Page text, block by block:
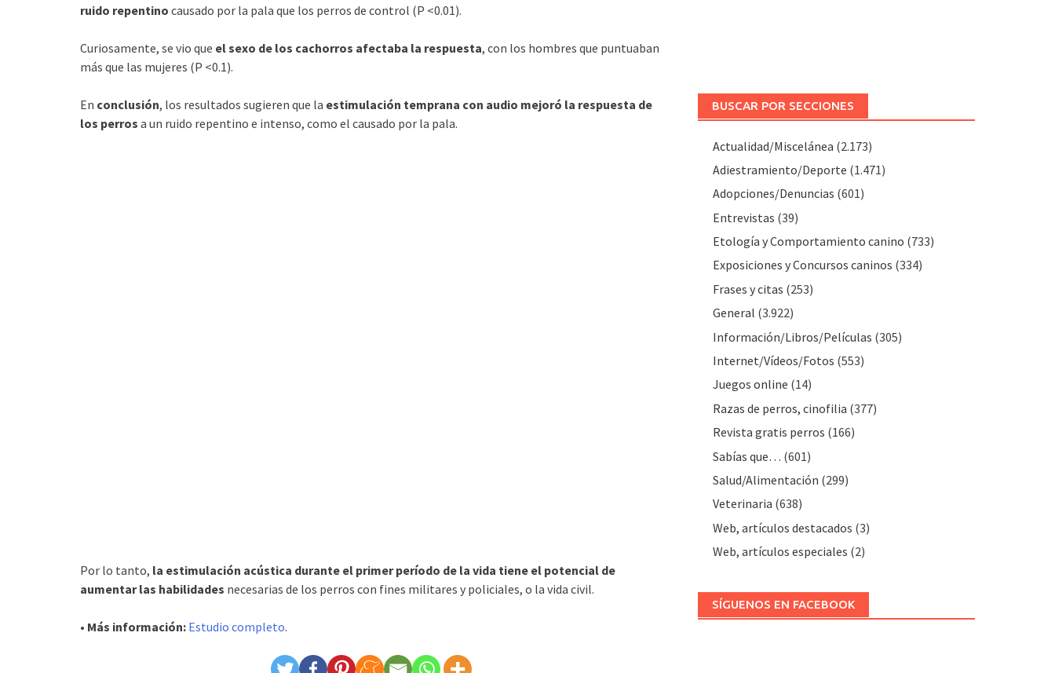
ruido repentino causado por la pala que los perros de control (P <0.01).
Curiosamente, se vio que el sexo de los cachorros afectaba la respuesta, con los hombres que puntuaban
más que las mujeres (P <0.1).
En conclusión, los resultados sugieren que la estimulación temprana con audio mejoró la respuesta de
los perros a un ruido repentino e intenso, como el causado por la pala.
Por lo tanto, la estimulación acústica durante el primer período de la vida tiene el potencial de
aumentar las habilidades necesarias de los perros con fines militares y policiales, o la vida civil.
• Más información: Estudio completo.
BUSCAR POR SECCIONES
Actualidad/Miscelánea (2.173)
Adiestramiento/Deporte (1.471)
Adopciones/Denuncias (601)
Entrevistas (39)
Etología y Comportamiento canino (733)
Exposiciones y Concursos caninos (334)
Frases y citas (253)
General (3.922)
Información/Libros/Películas (305)
Internet/Vídeos/Fotos (553)
Juegos online (14)
Razas de perros, cinofilia (377)
Revista gratis perros (166)
Sabías que… (601)
Salud/Alimentación (299)
Veterinaria (638)
Web, artículos destacados (3)
Web, artículos especiales (2)
SÍGUENOS EN FACEBOOK